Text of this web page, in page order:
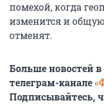
помехой, когда
изменится и
отменят.
Больше новостей
телеграм-канале
Подписывайтесь,